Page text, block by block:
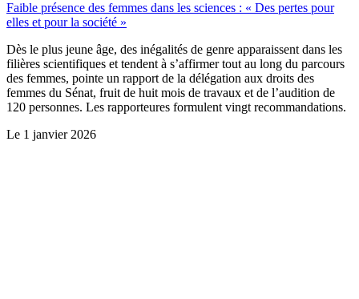
Faible présence des femmes dans les sciences : « Des pertes pour
elles et pour la société »
Dès le plus jeune âge, des inégalités de genre apparaissent dans les
filières scientifiques et tendent à s’affirmer tout au long du parcours
des femmes, pointe un rapport de la délégation aux droits des
femmes du Sénat, fruit de huit mois de travaux et de l’audition de
120 personnes. Les rapporteures formulent vingt recommandations.
Le 1 janvier 2026